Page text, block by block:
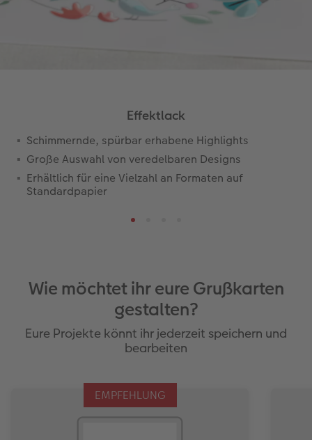
Effektlack
Schimmernde, spürbar erhabene Highlights
Große Auswahl von veredelbaren Designs
Erhältlich für eine Vielzahl an Formaten auf
Standardpapier
Wie möchtet ihr eure Grußkarten
gestalten?
Eure Projekte könnt ihr jederzeit speichern und
bearbeiten
EMPFEHLUNG